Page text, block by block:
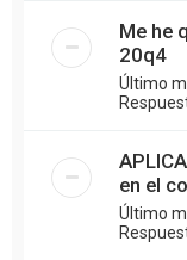
Me he
20q4
Último
en el
Último